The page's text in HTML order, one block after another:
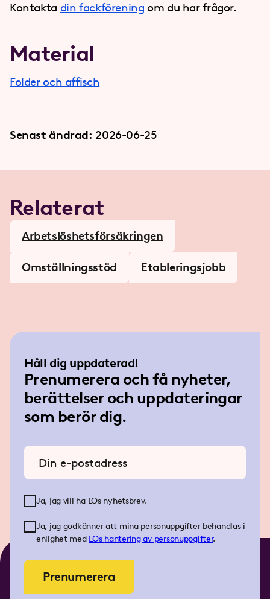
Kontakta din fackförening om du har frågor.
Material
Folder och affisch
Senast ändrad: 2026-06-25
Relaterat
Arbetslöshetsförsäkringen
Omställningsstöd Etableringsjobb
Håll dig uppdaterad!
Prenumerera och få nyheter,
berättelser och uppdateringar
som berör dig.
Ange din e-postadress
Ja, jag vill ha LOs nyhetsbrev.
Ja, jag godkänner att mina personuppgifter behandlas i
enlighet med LOs hantering av personuppgifter.
Prenumerera